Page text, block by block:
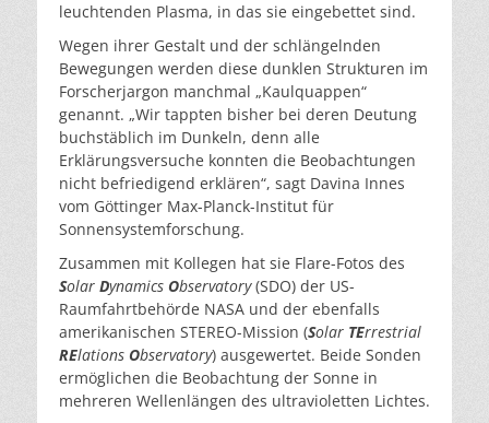
leuchtenden Plasma, in das sie eingebettet sind.
Wegen ihrer Gestalt und der schlängelnden
Bewegungen werden diese dunklen Strukturen im
Forscherjargon manchmal „Kaulquappen“
genannt. „Wir tappten bisher bei deren Deutung
buchstäblich im Dunkeln, denn alle
Erklärungsversuche konnten die Beobachtungen
nicht befriedigend erklären“, sagt Davina Innes
vom Göttinger Max-Planck-Institut für
Sonnensystemforschung.
Zusammen mit Kollegen hat sie Flare-Fotos des
Solar Dynamics Observatory(SDO) der US-
Raumfahrtbehörde NASA und der ebenfalls
amerikanischen STEREO-Mission (Solar TErrestrial
RElations Observatory) ausgewertet. Beide Sonden
ermöglichen die Beobachtung der Sonne in
mehreren Wellenlängen des ultravioletten Lichtes.